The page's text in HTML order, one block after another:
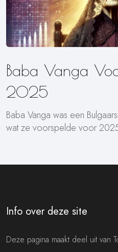
Baba Vanga
2025
Baba Vanga was een
wat ze voorspelde voor
Info over deze site
Deze pagina maakt deel uit van